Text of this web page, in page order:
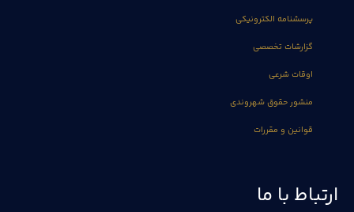
پرسشنامه الکترونیکی
گزارشات تخصصی
اوقات شرعی
منشور حقوق شهروندی
قوانین و مقررات
ارتباط با ما